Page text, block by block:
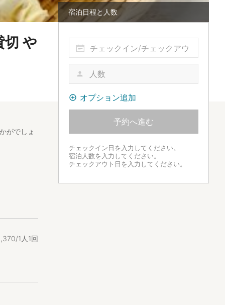
宿泊日程と人数
チェックイン/チェックアウ
ト
オプション追加
予約へ進む
チェックイン日を入力してください。
宿泊人数を入力してください。
チェックアウト日を入力してください。
切 や
がでしょ
,370/1人1回